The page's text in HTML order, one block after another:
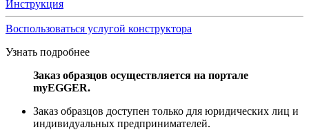
Инструкция
Воспользоваться услугой конструктора
Узнать подробнее
Заказ образцов осуществляется на портале
myEGGER.
Заказ образцов доступен только для юридических лиц и
индивидуальных предпринимателей.